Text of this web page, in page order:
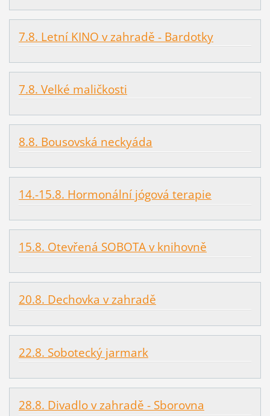
7.8. Letní KINO v zahradě - Bardotky
7.8. Velké maličkosti
8.8. Bousovská neckyáda
14.-15.8. Hormonální jógová terapie
15.8. Otevřená SOBOTA v knihovně
20.8. Dechovka v zahradě
22.8. Sobotecký jarmark
28.8. Divadlo v zahradě - Sborovna